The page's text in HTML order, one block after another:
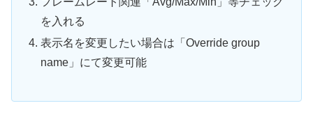
を入れる
表示名を変更したい場合は「Override group
name」にて変更可能